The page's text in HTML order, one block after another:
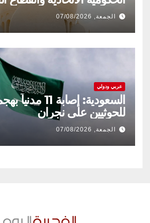
الجمعة, 07/08/2026
عربي ودولي
السعودية: إصابة 11
للحوثيين على نجران
الجمعة, 07/08/2026